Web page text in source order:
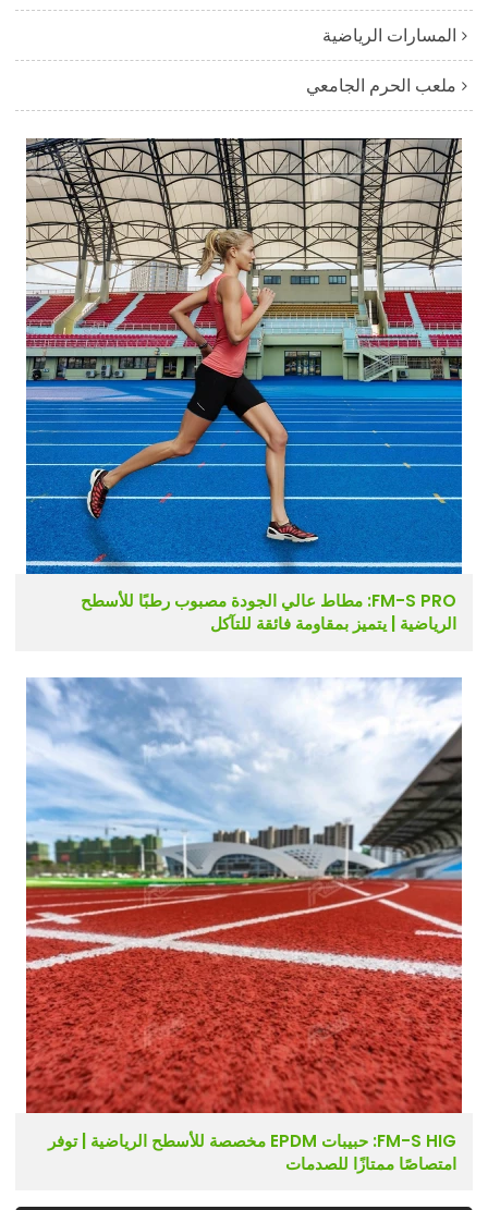
المسارات الرياضية
ملعب الحرم الجامعي
FM-S PRO: مطاط عالي الجودة مصبوب رطبًا للأسطح
الرياضية | يتميز بمقاومة فائقة للتآكل
FM-S HIG: حبيبات EPDM مخصصة للأسطح الرياضية | توفر
امتصاصًا ممتازًا للصدمات